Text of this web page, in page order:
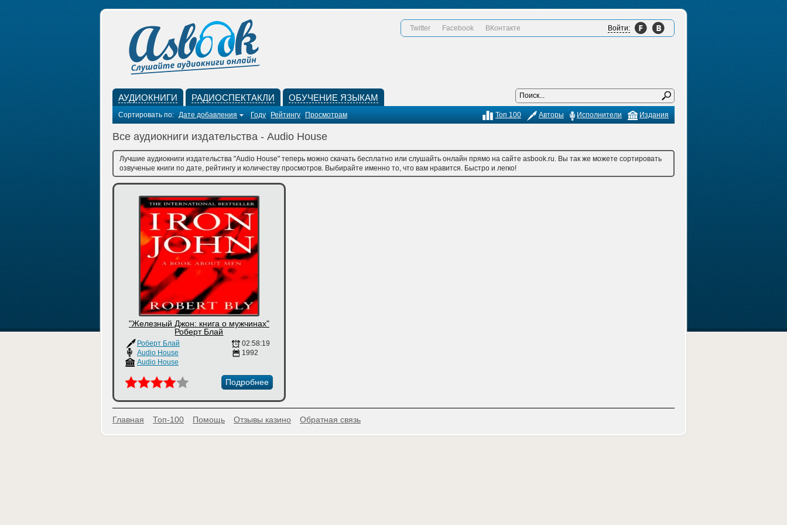
Twitter Facebook ВКонтакте Войти:
АУДИОКНИГИ РАДИОСПЕКТАКЛИ ОБУЧЕНИЕ ЯЗЫКАМ
Сортировать по: Дате добавления Году Рейтингу Просмотрам Издания
Исполнители
Авторы
Топ 100
Все аудиокниги издательства - Audio House
Лучшие аудиокниги издательства "Audio House" теперь можно скачать бесплатно или слушайть онлайн прямо на сайте asbook.ru. Вы так же можете сортировать
озвученые книги по дате, рейтингу и количеству просмотров. Выбирайте именно то, что вам нравится. Быстро и легко!
"Железный Джон: книга о мужчинах"
Роберт Блай
Роберт Блай
Audio House
Audio House
02:58:19
1992
Подробнее
Главная Топ-100 Помощь Отзывы казино Обратная связь